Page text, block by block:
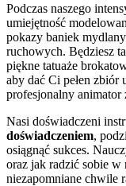
Podczas naszego
umiejętność
pokazy baniek
ruchowych. Będziesz
piękne tatuaże
aby dać Ci pełen zbiór
profesjonalny animator
Nasi doświadczeni
doświadczeniem,
osiągnąć sukces.
oraz jak radzić sobie w
niezapomniane chwile